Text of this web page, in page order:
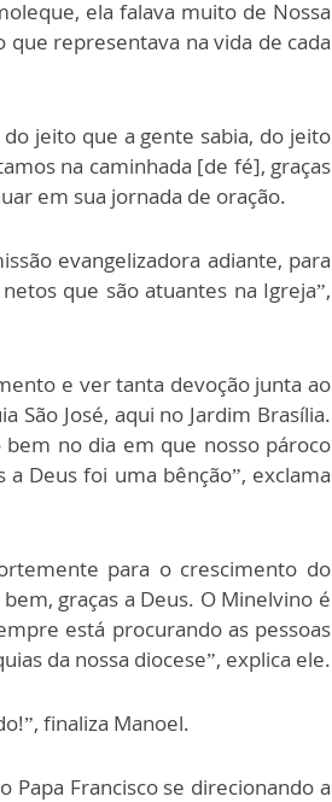
ela falava muito de Nossa
que representava na vida de cada
jeito que a gente sabia, do jeito
na caminhada [de fé], graças
em sua jornada de oração.
evangelizadora adiante, para
que são atuantes na Igreja”,
e ver tanta devoção junta ao
São José, aqui no Jardim Brasília.
no dia em que nosso pároco
Deus foi uma bênção”, exclama
para o crescimento do
graças a Deus. O Minelvino é
está procurando as pessoas
da nossa diocese”, explica ele.
finaliza Manoel.
Papa Francisco se direcionando a